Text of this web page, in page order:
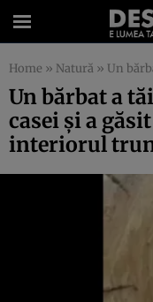
Home » Natură » Un bărbat a tăiat
Un bărbat a
casei şi a
interiorul